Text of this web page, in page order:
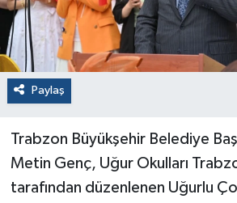
Paylaş
Trabzon Büyükşehir Belediye
Metin Genç, Uğur Okulları
tarafından düzenlenen Uğurlu